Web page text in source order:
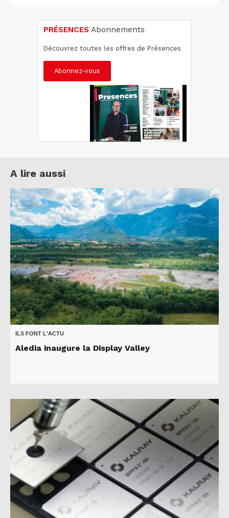
PRÉSENCES Abonnements
Découvrez toutes les offres de Présences
Abonnez-vous
A lire aussi
ILS FONT L'ACTU
Aledia inaugure la Display Valley